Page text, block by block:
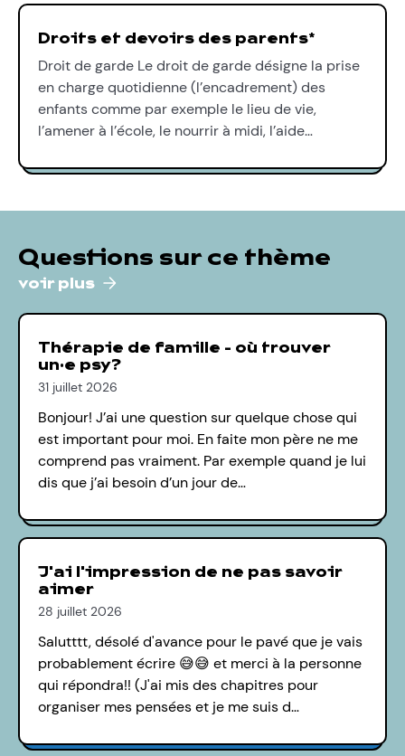
Droits et devoirs des parents*
Droit de garde Le droit de garde désigne la prise
en charge quotidienne (l’encadrement) des
enfants comme par exemple le lieu de vie,
l’amener à l’école, le nourrir à midi, l’aide…
Questions sur ce thème
voir plus
Thérapie de famille - où trouver
un·e psy?
31 juillet 2026
Bonjour! J’ai une question sur quelque chose qui
est important pour moi. En faite mon père ne me
comprend pas vraiment. Par exemple quand je lui
dis que j’ai besoin d’un jour de…
J'ai l'impression de ne pas savoir
aimer
28 juillet 2026
Salutttt, désolé d'avance pour le pavé que je vais
probablement écrire 😅😅 et merci à la personne
qui répondra!! (J'ai mis des chapitres pour
organiser mes pensées et je me suis d…